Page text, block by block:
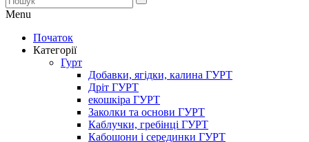
Menu
Початок
Категорії
Гурт
Добавки, ягідки, калина ГУРТ
Дріт ГУРТ
екошкіра ГУРТ
Заколки та основи ГУРТ
Каблучки, гребінці ГУРТ
Кабошони і серединки ГУРТ